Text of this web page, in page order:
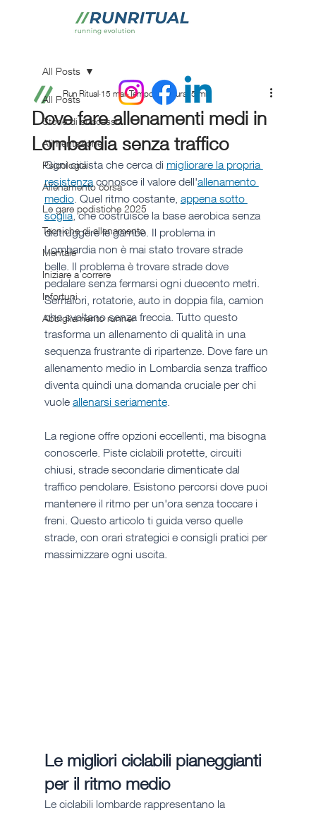
All Posts
Storie di successo
Alimentazione
Psicologia
Allenamento corsa
Le gare podistiche 2025
Tecniche di allenamento
Mentale
Iniziare a correre
Infortuni
Abbigliamento runner
All Posts
Dove fare allenamenti medi in
Lombardia senza traffico
Run Ritual 15 mar Tempo di lettura: 5 min
Ogni ciclista che cerca di migliorare la propria
resistenza conosce il valore dell'allenamento
medio. Quel ritmo costante, appena sotto
soglia, che costruisce la base aerobica senza
distruggere le gambe. Il problema in
Lombardia non è mai stato trovare strade
belle. Il problema è trovare strade dove
pedalare senza fermarsi ogni duecento metri.
Semafori, rotatorie, auto in doppia fila, camion
che svoltano senza freccia. Tutto questo
trasforma un allenamento di qualità in una
sequenza frustrante di ripartenze. Dove fare un
allenamento medio in Lombardia senza traffico
diventa quindi una domanda cruciale per chi
vuole allenarsi seriamente.
La regione offre opzioni eccellenti, ma bisogna
conoscerle. Piste ciclabili protette, circuiti
chiusi, strade secondarie dimenticate dal
traffico pendolare. Esistono percorsi dove puoi
mantenere il ritmo per un'ora senza toccare i
freni. Questo articolo ti guida verso quelle
strade, con orari strategici e consigli pratici per
massimizzare ogni uscita.
Le migliori ciclabili pianeggianti
per il ritmo medio
Le ciclabili lombarde rappresentano la